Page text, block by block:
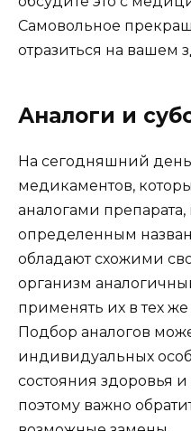
Самовольное
отразиться на вашем
Аналоги и
На сегодняшний
медикаментов,
аналогами препарата,
определенным
обладают схожими
организм
применять их в тех
Подбор аналогов
индивидуальных
состояния здоровья
поэтому важно